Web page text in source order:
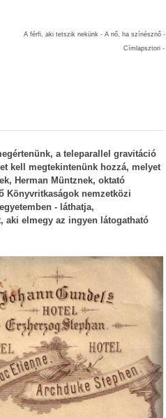
A férfi, aki tetszik nekünk - A nő, ha színésznő -
Címlapsztori -
a teleparallel gravitáció
kell megtekintenünk hozzá, melyet
Herman Müntznek, oktató
Könyvritkaságok nemzetközi
- láthatja,
aki elmegy az ingyen látogatható